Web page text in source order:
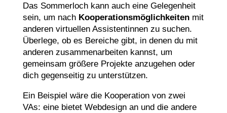
Das Sommerloch kann auch eine Gelegenheit
sein, um nach Kooperationsmöglichkeitenmit
anderen virtuellen Assistentinnen zu suchen.
Überlege, ob es Bereiche gibt, in denen du mit
anderen zusammenarbeiten kannst, um
gemeinsam größere Projekte anzugehen oder
dich gegenseitig zu unterstützen.
Ein Beispiel wäre die Kooperation von zwei
VAs: eine bietet Webdesign an und die andere